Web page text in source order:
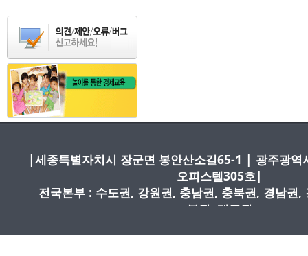
|세종특별자치시 장군면 봉안산소길65-1 | 광주광역
오피스텔305호|
전국본부 : 수도권, 강원권, 충남권, 충북권, 경남권,
북권, 제주권